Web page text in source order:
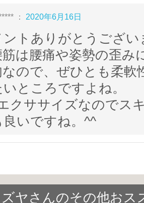
た
、筋力又は身体能力が低
と不活動疾患、低栄養
レーニング効果＊
で筋肉が柔軟になり、
： 2020年6月16日
ントありがとうござい
筋は腰痛や姿勢の歪み
なので、ぜひとも柔軟
いところですよね。
クササイズなのでス
良いですね。^^
ヤさんのその他おス